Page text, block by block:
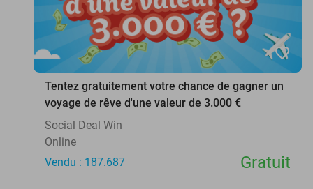
favorite_border
Tentez gratuitement votre chance de gagner un
voyage de rêve d'une valeur de 3.000 €
Social Deal Win
Online
Vendu : 187.687
Gratuit